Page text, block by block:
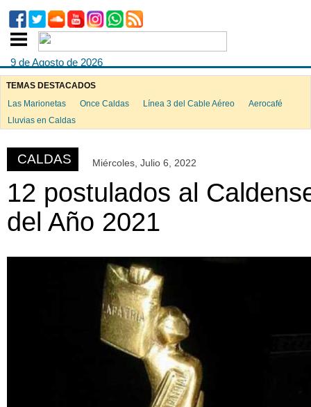
9 de Agosto de 2026
TEMAS DESTACADOS
Las Marionetas
Once Caldas Línea 3 del Cable Aéreo
Aerocafé
Lluvias en Caldas
CALDAS Miércoles, Julio 6, 2022
12 postulados al
del Año 2021